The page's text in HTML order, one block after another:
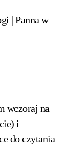
| Panna w
wczoraj na
i
do czytania